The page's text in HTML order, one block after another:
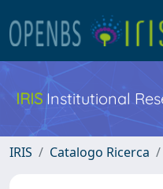
IRIS Institutional
IRIS Catalogo Ricerca